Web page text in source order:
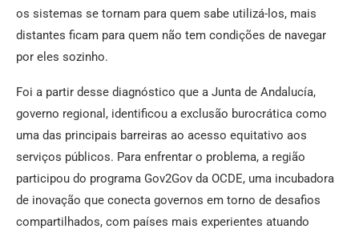
os sistemas se tornam para quem sabe utilizá-los, mais
distantes ficam para quem não tem condições de navegar
por eles sozinho.
Foi a partir desse diagnóstico que a Junta de Andalucía,
governo regional, identificou a exclusão burocrática como
uma das principais barreiras ao acesso equitativo aos
serviços públicos. Para enfrentar o problema, a região
participou do programa Gov2Gov da OCDE, uma incubadora
de inovação que conecta governos em torno de desafios
compartilhados, com países mais experientes atuando